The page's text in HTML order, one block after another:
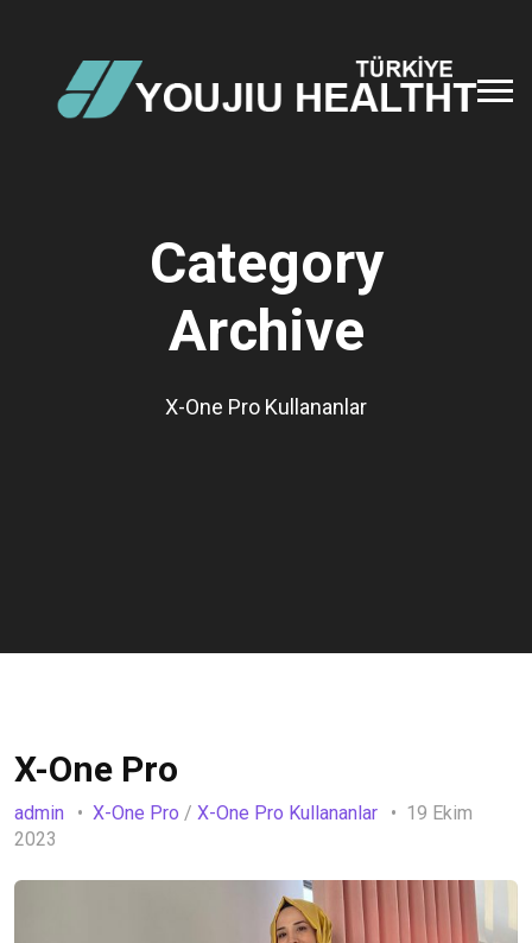
Category
Archive
X-One Pro Kullananlar
X-One Pro
admin X-One Pro / X-One Pro Kullananlar
19 Ekim
2023